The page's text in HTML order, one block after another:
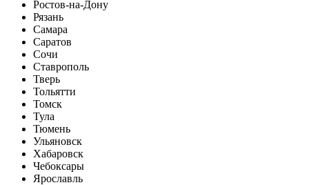
Ростов-на-Дону
Рязань
Самара
Саратов
Сочи
Ставрополь
Тверь
Тольятти
Томск
Тула
Тюмень
Ульяновск
Хабаровск
Чебоксары
Ярославль